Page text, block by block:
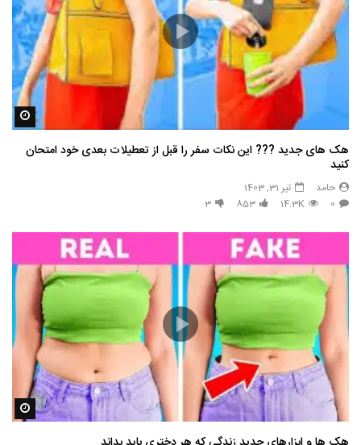
هک های جدید ??️? این نکات سفر را قبل از تعطیلات بعدی خود امتحان
کنید
حامد
تیر 31, 1403
0
14.3K
853
3